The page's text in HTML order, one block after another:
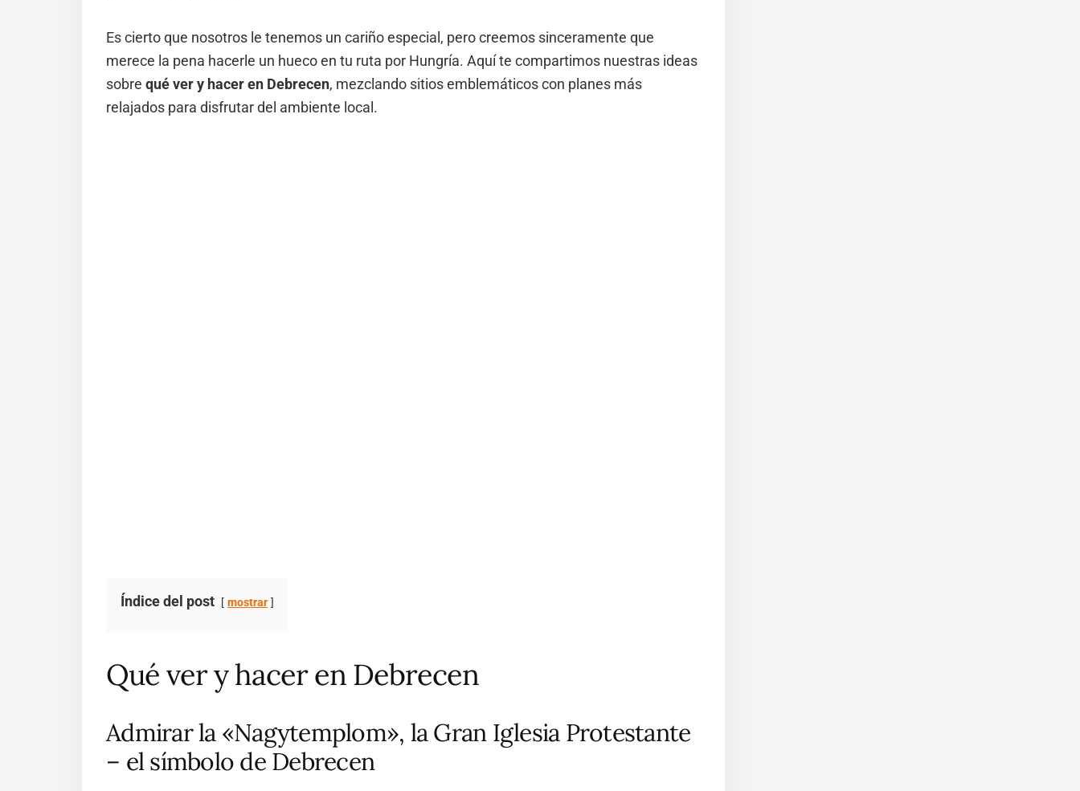
Es cierto que nosotros le tenemos un cariño especial, pero creemos sinceramente que
merece la pena hacerle un hueco en tu ruta por Hungría. Aquí te compartimos nuestras ideas
sobre qué ver y hacer en Debrecen, mezclando sitios emblemáticos con planes más
relajados para disfrutar del ambiente local.
Índice del post mostrar
Qué ver y hacer en Debrecen
Admirar la «Nagytemplom», la Gran Iglesia Protestante
– el símbolo de Debrecen